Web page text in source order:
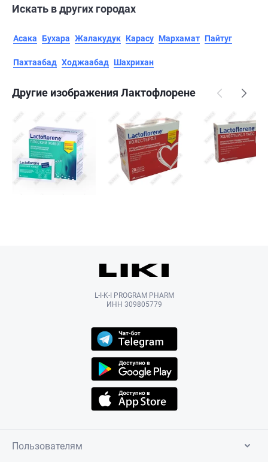
Искать в других городах
Асака Бухара Жалакудук Карасу Мархамат Пайтуг
Пахтаабад Ходжаабад Шахрихан
Другие изображения Лактофлорене
L-I-K-I PROGRAM PHARM
ИНН 309805779
Пользователям